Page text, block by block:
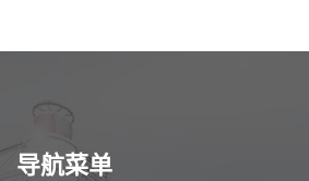
导航菜单